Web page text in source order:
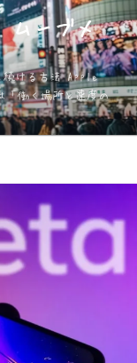
ムーブメ
続ける方法 Apple
「働く場所と速度の